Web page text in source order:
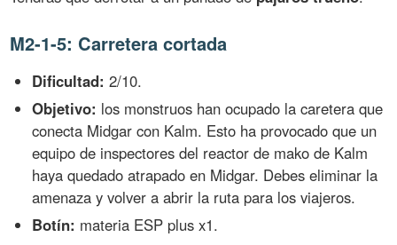
M2-1-5: Carretera cortada
Dificultad: 2/10.
Objetivo: los monstruos han ocupado la caretera que
conecta Midgar con Kalm. Esto ha provocado que un
equipo de inspectores del reactor de mako de Kalm
haya quedado atrapado en Midgar. Debes eliminar la
amenaza y volver a abrir la ruta para los viajeros.
Botín: materia ESP plus x1.